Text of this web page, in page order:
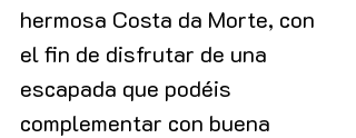
hermosa Costa da Morte, con
el fin de disfrutar de una
escapada que podéis
complementar con buena